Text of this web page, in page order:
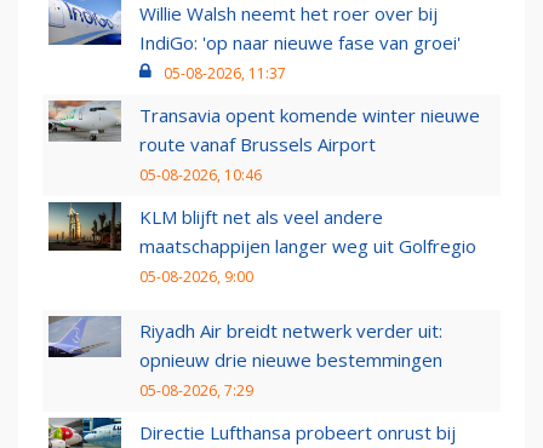
Willie Walsh neemt het roer over bij
IndiGo: 'op naar nieuwe fase van groei'
05-08-2026, 11:37
Transavia opent komende winter nieuwe
route vanaf Brussels Airport
05-08-2026, 10:46
KLM blijft net als veel andere
maatschappijen langer weg uit Golfregio
05-08-2026, 9:00
Riyadh Air breidt netwerk verder uit:
opnieuw drie nieuwe bestemmingen
05-08-2026, 7:29
Directie Lufthansa probeert onrust bij